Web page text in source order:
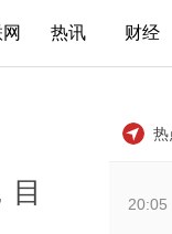
热讯 财经
目
热
20:05